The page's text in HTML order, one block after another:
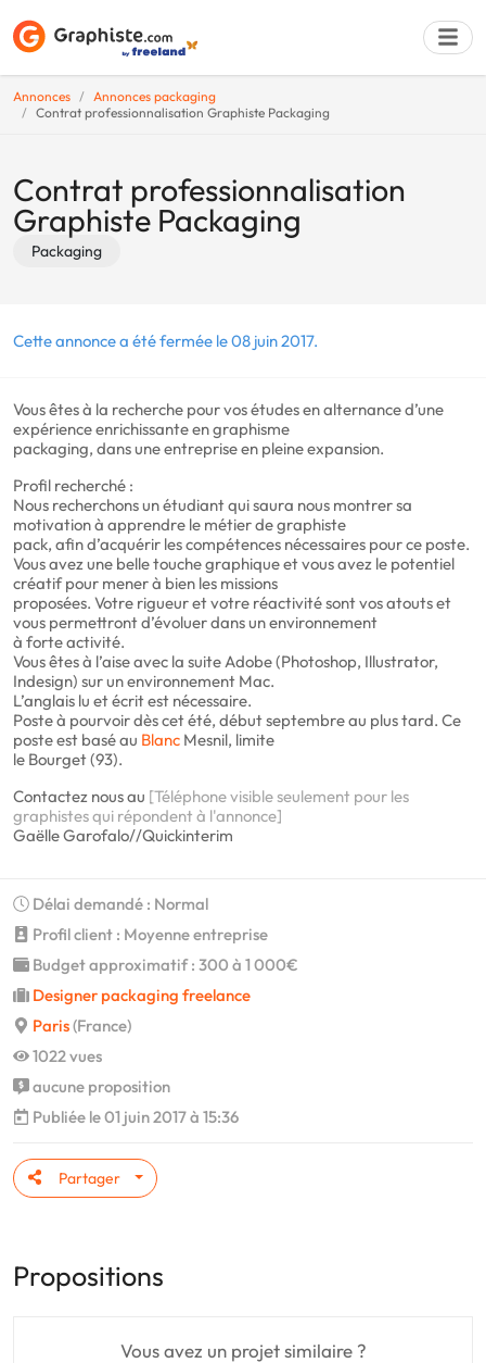
Annonces
Annonces packaging
Contrat professionnalisation Graphiste Packaging
Contrat professionnalisation
Graphiste Packaging
Packaging
Cette annonce a été fermée le 08 juin 2017.
Vous êtes à la recherche pour vos études en alternance d’une
expérience enrichissante en graphisme
packaging, dans une entreprise en pleine expansion.
Profil recherché :
Nous recherchons un étudiant qui saura nous montrer sa
motivation à apprendre le métier de graphiste
pack, afin d’acquérir les compétences nécessaires pour ce poste.
Vous avez une belle touche graphique et vous avez le potentiel
créatif pour mener à bien les missions
proposées. Votre rigueur et votre réactivité sont vos atouts et
vous permettront d’évoluer dans un environnement
à forte activité.
Vous êtes à l’aise avec la suite Adobe (Photoshop, Illustrator,
Indesign) sur un environnement Mac.
L’anglais lu et écrit est nécessaire.
Poste à pourvoir dès cet été, début septembre au plus tard. Ce
poste est basé au Blanc Mesnil, limite
le Bourget (93).
Contactez nous au [Téléphone visible seulement pour les
graphistes qui répondent à l'annonce]
Gaëlle Garofalo//Quickinterim
Délai demandé : Normal
Profil client : Moyenne entreprise
Budget approximatif : 300 à 1 000€
Designer packaging freelance
Paris(France)
1022 vues
aucune proposition
Publiée le 01 juin 2017 à 15:36
Partager
Propositions
Vous avez un projet similaire ?